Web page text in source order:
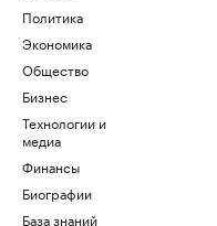
Политика
Экономика
Общество
Бизнес
Технологии и
медиа
Финансы
Биографии
База знаний